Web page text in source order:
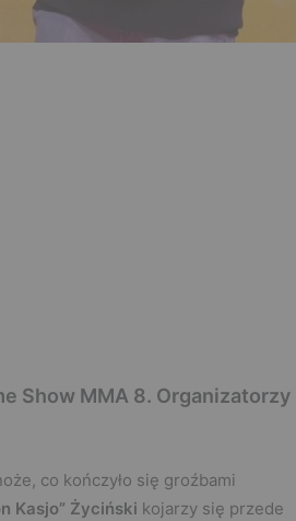
Show MMA 8. Organizatorzy
co kończyło się groźbami
Kasjo” Życiński kojarzy się przede